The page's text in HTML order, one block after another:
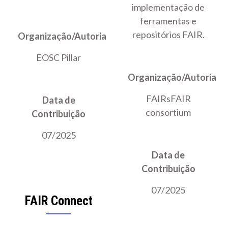
Organização/Autoria
EOSC Pillar
Data de
Contribuição
07/2025
implementação de
ferramentas e
repositórios FAIR.
Organização/Autoria
FAIRsFAIR
consortium
Data de
Contribuição
07/2025
FAIR Connect